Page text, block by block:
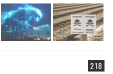
218